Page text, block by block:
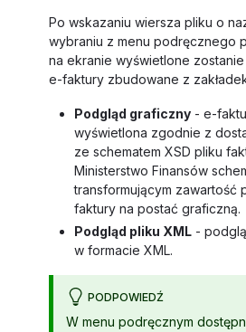
Po wskazaniu wiersza pliku o
wybraniu z menu podręcznego
na ekranie wyświetlone
e-faktury zbudowane z
Podgląd graficzny - e-
wyświetlona zgodnie z
ze schematem XSD pliku
Ministerstwo Finansów
transformującym zawartość
faktury na postać graficzną.
Podgląd pliku XML -
w formacie XML.
PODPOWIEDŹ
W menu podręcznym